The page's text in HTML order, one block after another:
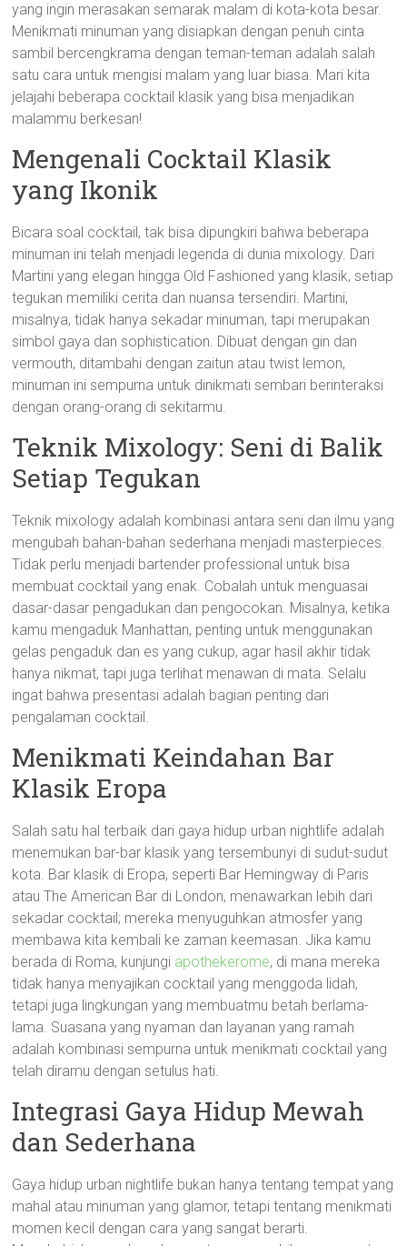
yang ingin merasakan semarak malam di kota-kota besar.
Menikmati minuman yang disiapkan dengan penuh cinta
sambil bercengkrama dengan teman-teman adalah salah
satu cara untuk mengisi malam yang luar biasa. Mari kita
jelajahi beberapa cocktail klasik yang bisa menjadikan
malammu berkesan!
Mengenali Cocktail Klasik
yang Ikonik
Bicara soal cocktail, tak bisa dipungkiri bahwa beberapa
minuman ini telah menjadi legenda di dunia mixology. Dari
Martini yang elegan hingga Old Fashioned yang klasik, setiap
tegukan memiliki cerita dan nuansa tersendiri. Martini,
misalnya, tidak hanya sekadar minuman, tapi merupakan
simbol gaya dan sophistication. Dibuat dengan gin dan
vermouth, ditambahi dengan zaitun atau twist lemon,
minuman ini sempurna untuk dinikmati sembari berinteraksi
dengan orang-orang di sekitarmu.
Teknik Mixology: Seni di Balik
Setiap Tegukan
Teknik mixology adalah kombinasi antara seni dan ilmu yang
mengubah bahan-bahan sederhana menjadi masterpieces.
Tidak perlu menjadi bartender professional untuk bisa
membuat cocktail yang enak. Cobalah untuk menguasai
dasar-dasar pengadukan dan pengocokan. Misalnya, ketika
kamu mengaduk Manhattan, penting untuk menggunakan
gelas pengaduk dan es yang cukup, agar hasil akhir tidak
hanya nikmat, tapi juga terlihat menawan di mata. Selalu
ingat bahwa presentasi adalah bagian penting dari
pengalaman cocktail.
Menikmati Keindahan Bar
Klasik Eropa
Salah satu hal terbaik dari gaya hidup urban nightlife adalah
menemukan bar-bar klasik yang tersembunyi di sudut-sudut
kota. Bar klasik di Eropa, seperti Bar Hemingway di Paris
atau The American Bar di London, menawarkan lebih dari
sekadar cocktail; mereka menyuguhkan atmosfer yang
membawa kita kembali ke zaman keemasan. Jika kamu
berada di Roma, kunjungi apothekerome, di mana mereka
tidak hanya menyajikan cocktail yang menggoda lidah,
tetapi juga lingkungan yang membuatmu betah berlama-
lama. Suasana yang nyaman dan layanan yang ramah
adalah kombinasi sempurna untuk menikmati cocktail yang
telah diramu dengan setulus hati.
Integrasi Gaya Hidup Mewah
dan Sederhana
Gaya hidup urban nightlife bukan hanya tentang tempat yang
mahal atau minuman yang glamor, tetapi tentang menikmati
momen kecil dengan cara yang sangat berarti.